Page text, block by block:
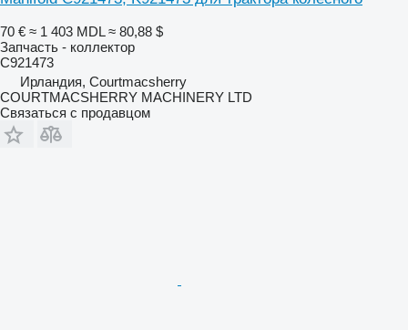
70 € ≈ 1 403 MDL ≈ 80,88 $
Запчасть - коллектор
C921473
Ирландия, Courtmacsherry
COURTMACSHERRY MACHINERY LTD
Связаться с продавцом